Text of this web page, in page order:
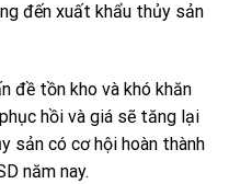
đến xuất khẩu thủy sản
đề tồn kho và khó khăn
hồi và giá sẽ tăng lại
sản có cơ hội hoàn thành
năm nay.